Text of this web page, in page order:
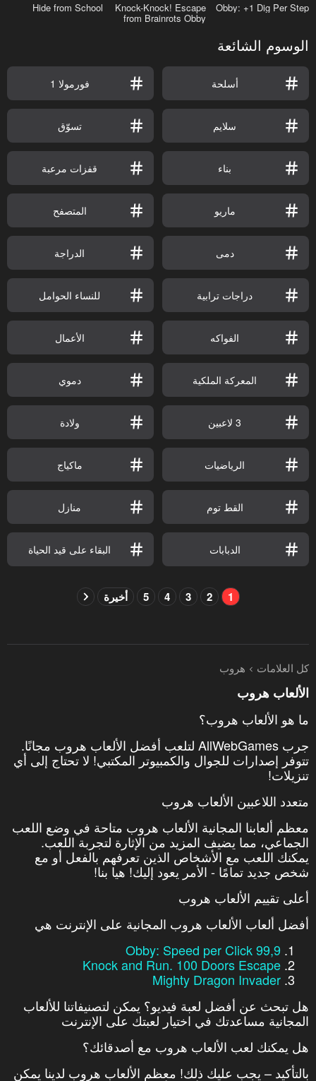
Obby: +1 Dig Per Step
Knock-Knock! Escape
from Brainrots Obby
Hide from School
الوسوم الشائعة
أسلحة فورمولا 1
سلايم تسوّق
بناء قفزات مرعبة
ماريو المتصفح
دمى الدراجة
دراجات ترابية للنساء الحوامل
الفواكه الأعمال
المعركة الملكية دموي
3 لاعبين ولادة
الرياضيات ماكياج
القط توم منازل
الدبابات البقاء على قيد الحياة
1
2
3
4
5 أخيرة
كل العلامات هروب
الألعاب هروب
ما هو الألعاب هروب؟
جرب AllWebGames لتلعب أفضل الألعاب هروب مجانًا.
تتوفر إصدارات للجوال والكمبيوتر المكتبي! لا تحتاج إلى أي
تنزيلات!
متعدد اللاعبين الألعاب هروب
معظم ألعابنا المجانية الألعاب هروب متاحة في وضع اللعب
الجماعي، مما يضيف المزيد من الإثارة لتجربة اللعب.
يمكنك اللعب مع الأشخاص الذين تعرفهم بالفعل أو مع
شخص جديد تمامًا - الأمر يعود إليك! هيا بنا!
أعلى تقييم الألعاب هروب
أفضل ألعاب الألعاب هروب المجانية على الإنترنت هي
Obby: Speed per Click 99,9
Knock and Run. 100 Doors Escape
Mighty Dragon Invader
هل تبحث عن أفضل لعبة فيديو؟ يمكن لتصنيفاتنا للألعاب
المجانية مساعدتك في اختيار لعبتك على الإنترنت
هل يمكنك لعب الألعاب هروب مع أصدقائك؟
بالتأكيد – يجب عليك ذلك! معظم الألعاب هروب لدينا يمكن